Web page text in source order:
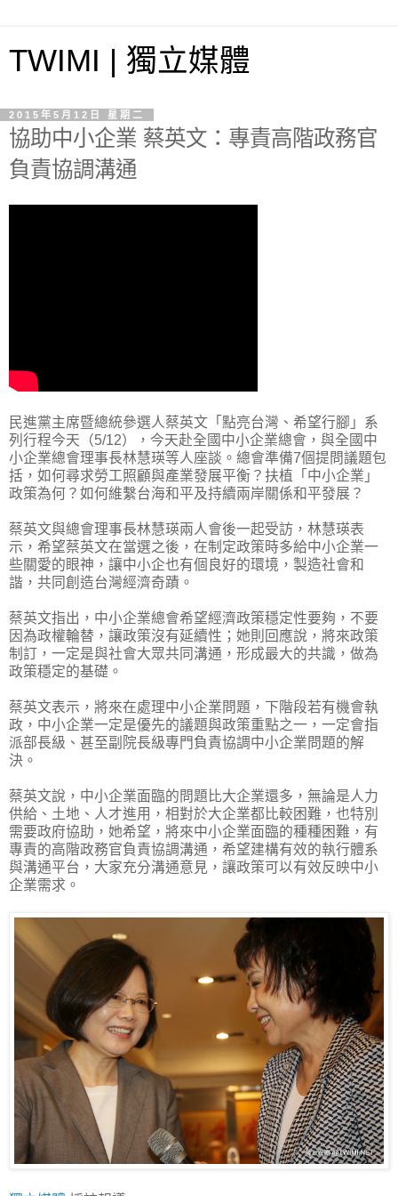
TWIMI | 獨立媒體
2015年5月12日 星期二
協助中小企業 蔡英文：專責高階政務官
負責協調溝通
民進黨主席暨總統參選人蔡英文「點亮台灣、希望行腳」系
列行程今天（5/12），今天赴全國中小企業總會，與全國中
小企業總會理事長林慧瑛等人座談。總會準備7個提問議題包
括，如何尋求勞工照顧與產業發展平衡？扶植「中小企業」
政策為何？如何維繫台海和平及持續兩岸關係和平發展？
蔡英文與總會理事長林慧瑛兩人會後一起受訪，林慧瑛表
示，希望蔡英文在當選之後，在制定政策時多給中小企業一
些關愛的眼神，讓中小企也有個良好的環境，製造社會和
諧，共同創造台灣經濟奇蹟。
蔡英文指出，中小企業總會希望經濟政策穩定性要夠，不要
因為政權輪替，讓政策沒有延續性；她則回應說，將來政策
制訂，一定是與社會大眾共同溝通，形成最大的共識，做為
政策穩定的基礎。
蔡英文表示，將來在處理中小企業問題，下階段若有機會執
政，中小企業一定是優先的議題與政策重點之一，一定會指
派部長級、甚至副院長級專門負責協調中小企業問題的解
決。
蔡英文說，中小企業面臨的問題比大企業還多，無論是人力
供給、土地、人才進用，相對於大企業都比較困難，也特別
需要政府協助，她希望，將來中小企業面臨的種種困難，有
專責的高階政務官負責協調溝通，希望建構有效的執行體系
與溝通平台，大家充分溝通意見，讓政策可以有效反映中小
企業需求。